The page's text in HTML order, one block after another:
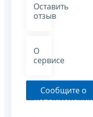
Оставить
отзыв
О
сервисе
Сообщите о
неприменении